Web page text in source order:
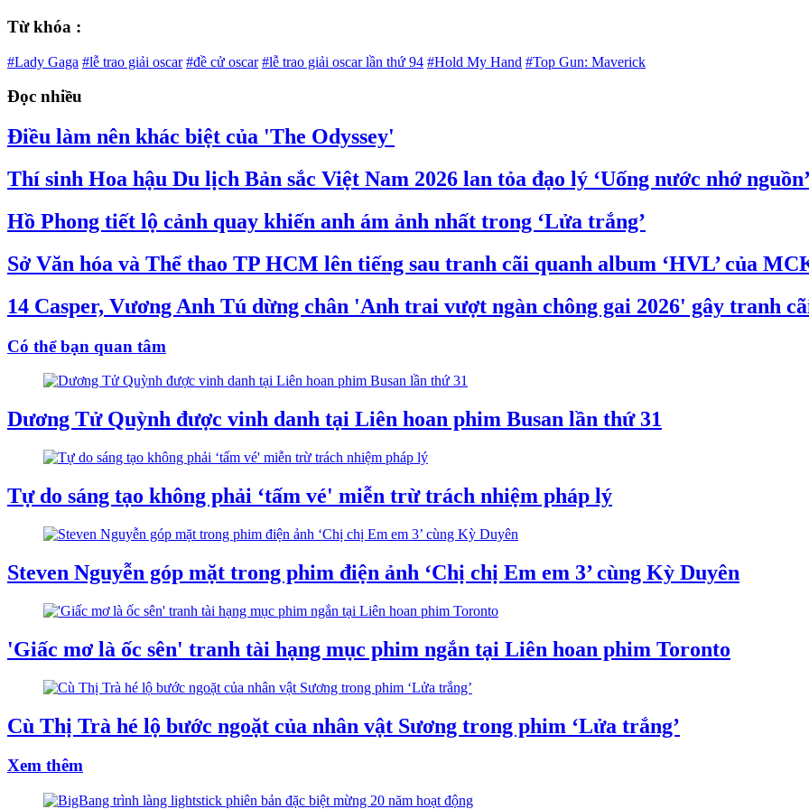
Từ khóa :
#Lady Gaga #lễ trao giải oscar #đề cử oscar #lễ trao giải oscar lần thứ 94 #Hold My Hand #Top Gun: Maverick
Đọc nhiều
Điều làm nên khác biệt của 'The Odyssey'
Thí sinh Hoa hậu Du lịch Bản sắc Việt Nam 2026 lan tỏa đạo lý ‘Uống nước nhớ nguồn’
Hồ Phong tiết lộ cảnh quay khiến anh ám ảnh nhất trong ‘Lửa trắng’
Sở Văn hóa và Thể thao TP HCM lên tiếng sau tranh cãi quanh album ‘HVL’ của
14 Casper, Vương Anh Tú dừng chân 'Anh trai vượt ngàn chông gai 2026' gây tranh
Có thể bạn quan tâm
Dương Tử Quỳnh được vinh danh tại Liên hoan phim Busan lần thứ 31
Tự do sáng tạo không phải ‘tấm vé' miễn trừ trách nhiệm pháp lý
Steven Nguyễn góp mặt trong phim điện ảnh ‘Chị chị Em em 3’ cùng Kỳ Duyên
'Giấc mơ là ốc sên' tranh tài hạng mục phim ngắn tại Liên hoan phim Toronto
Cù Thị Trà hé lộ bước ngoặt của nhân vật Sương trong phim ‘Lửa trắng’
Xem thêm